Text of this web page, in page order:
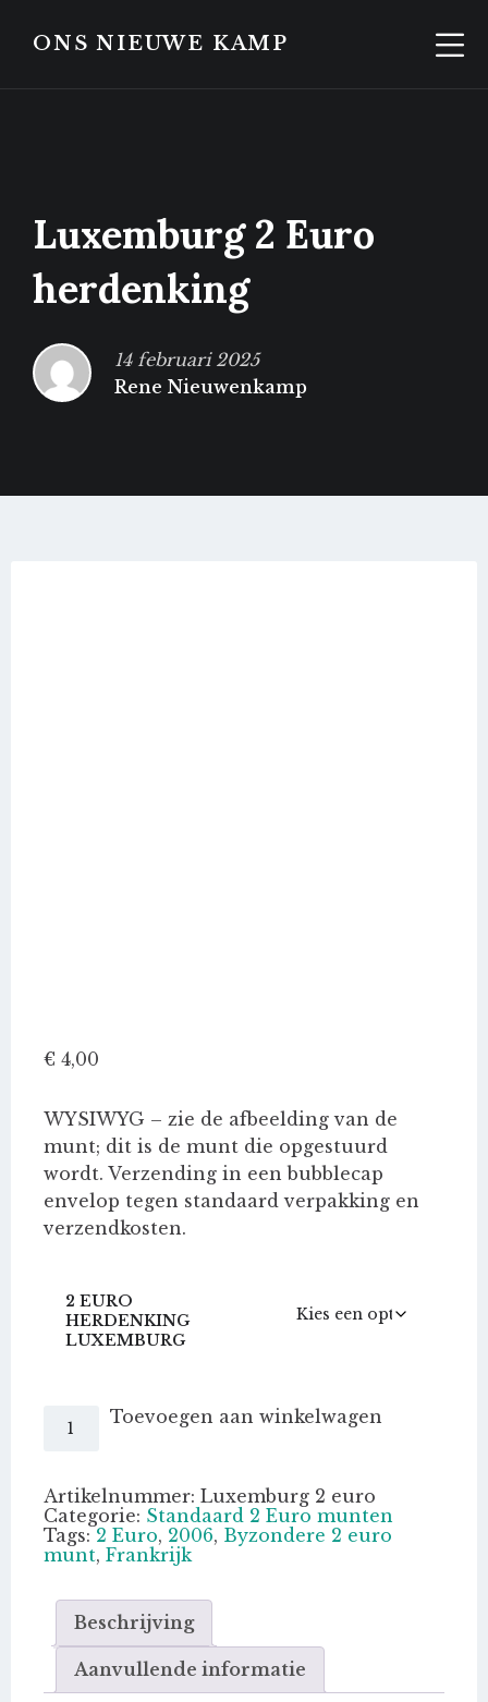
content
footerONS NIEUWE KAMP
Luxemburg 2 Euro
herdenking
14 februari 2025
Rene Nieuwenkamp
€ 4,00
WYSIWYG – zie de afbeelding van de
munt; dit is de munt die opgestuurd
wordt. Verzending in een bubblecap
envelop tegen standaard verpakking en
verzendkosten.
2 EURO
HERDENKING
LUXEMBURG
Luxemburg
aantal
Toevoegen aan winkelwagen
Artikelnummer: Luxemburg 2 euro
Categorie: Standaard 2 Euro munten
Tags: 2 Euro, 2006, Byzondere 2 euro
munt, Frankrijk
Beschrijving
Aanvullende informatie